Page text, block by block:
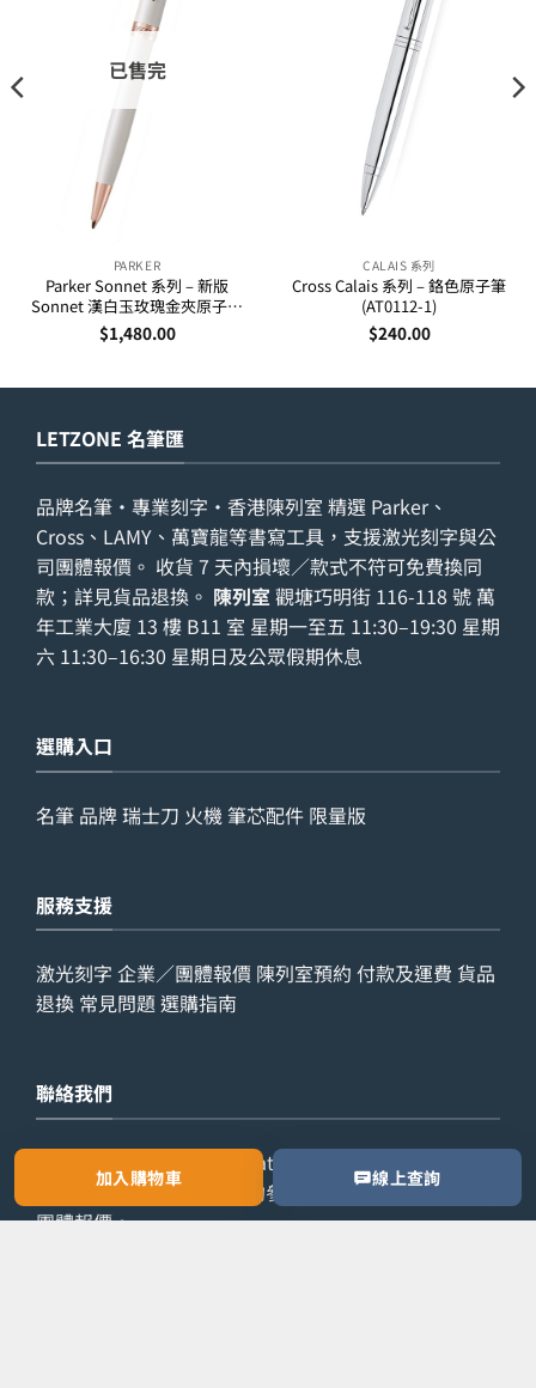
加入購物車
已售完
PARKER
Parker Sonnet 系列 – 新版
Sonnet 漢白玉玫瑰金夾原子筆
(1931555)
$1,480.00
CALAIS 系列
Cross Calais 系列 – 鉻色原子筆
(AT0112-1)
$240.00
LETZONE 名筆匯
品牌名筆・專業刻字・香港陳列室 精選 Parker、
Cross、LAMY、萬寶龍等書寫工具，支援激光刻字與公
司團體報價。 收貨 7 天內損壞／款式不符可免費換同
款；詳見貨品退換 。 陳列室 觀塘巧明街 116-118 號 萬
年工業大廈 13 樓 B11 室 星期一至五 11:30–19:30 星期
六 11:30–16:30 星期日及公眾假期休息
選購入口
名筆 品牌瑞士刀 火機 筆芯配件 限量版
服務支援
激光刻字 企業／團體報價 陳列室預約 付款及運費 貨品
退換 常見問題 選購指南
聯絡我們
WhatsApp：
2861 8762 歡迎預約參觀陳列室，或索取公司／
團體報價。
線上查詢